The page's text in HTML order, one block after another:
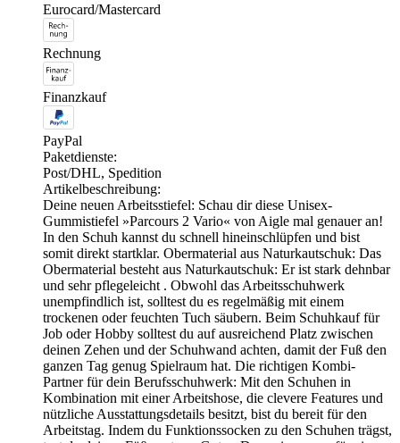
Eurocard/Mastercard
Rechnung
Finanzkauf
PayPal
Paketdienste:
Post/DHL, Spedition
Artikelbeschreibung:
Deine neuen Arbeitsstiefel: Schau dir diese Unisex-
Gummistiefel »Parcours 2 Vario« von Aigle mal genauer an!
In den Schuh kannst du schnell hineinschlüpfen und bist
somit direkt startklar. Obermaterial aus Naturkautschuk: Das
Obermaterial besteht aus Naturkautschuk: Er ist stark dehnbar
und sehr pflegeleicht . Obwohl das Arbeitsschuhwerk
unempfindlich ist, solltest du es regelmäßig mit einem
trockenen oder feuchten Tuch säubern. Beim Schuhkauf für
Job oder Hobby solltest du auf ausreichend Platz zwischen
deinen Zehen und der Schuhwand achten, damit der Fuß den
ganzen Tag genug Spielraum hat. Die richtigen Kombi-
Partner für dein Berufsschuhwerk: Mit den Schuhen in
Kombination mit einer Arbeitshose, die clevere Features und
nützliche Ausstattungsdetails besitzt, bist du bereit für den
Arbeitstag. Indem du Funktionssocken zu den Schuhen trägst,